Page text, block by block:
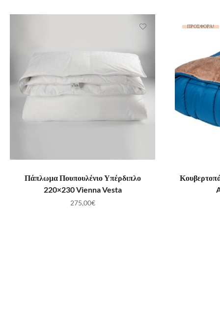
ΠΡΟΣΘΉΚΗ ΣΤΟ ΚΑΛΆΘΙ
Πάπλωμα Πουπουλένιο Υπέρδιπλο
220×230 Vienna Vesta
275,00€
ΠΡΟΣΦΟΡΆ!